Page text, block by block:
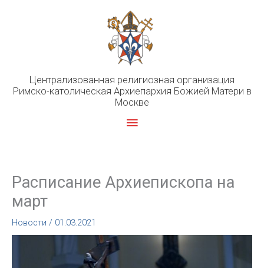
Централизованная религиозная организация
Римско-католическая Архиепархия Божией Матери в
Москве
Главное
Расписание Архиепископа на
март
Новости / 01.03.2021